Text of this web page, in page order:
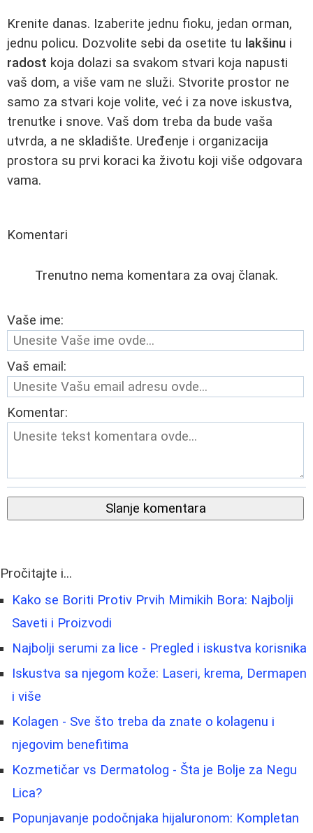
Krenite danas. Izaberite jednu fioku, jedan orman,
jednu policu. Dozvolite sebi da osetite tu lakšinu i
radost koja dolazi sa svakom stvari koja napusti
vaš dom, a više vam ne služi. Stvorite prostor ne
samo za stvari koje volite, već i za nove iskustva,
trenutke i snove. Vaš dom treba da bude vaša
utvrda, a ne skladište. Uređenje i organizacija
prostora su prvi koraci ka životu koji više odgovara
vama.
Komentari
Trenutno nema komentara za ovaj članak.
Vaše ime:
Vaš email:
Komentar:
Slanje komentara
Pročitajte i...
Kako se Boriti Protiv Prvih Mimikih Bora: Najbolji
Saveti i Proizvodi
Najbolji serumi za lice - Pregled i iskustva korisnika
Iskustva sa njegom kože: Laseri, krema, Dermapen
i više
Kolagen - Sve što treba da znate o kolagenu i
njegovim benefitima
Kozmetičar vs Dermatolog - Šta je Bolje za Negu
Lica?
Popunjavanje podočnjaka hijaluronom: Kompletan